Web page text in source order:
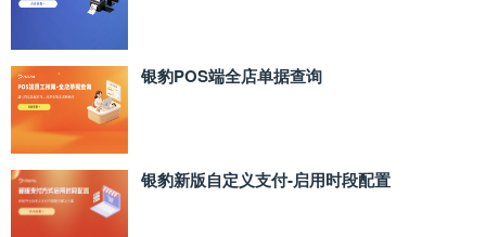
银豹POS端全店单据查询
银豹新版自定义支付‑启用时段配置